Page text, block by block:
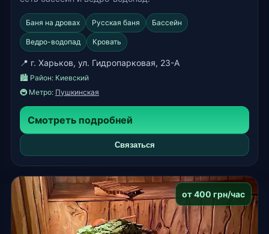
Баня на дровах Русская баня Бассейн
Ведро-водопад Кровать
📍 г. Харьков, ул. Гидропарковая, 23-А
🏙️ Район: Киевский
🚇 Метро: Пушкинская
Смотреть подробней
Связаться
от 400 грн/час